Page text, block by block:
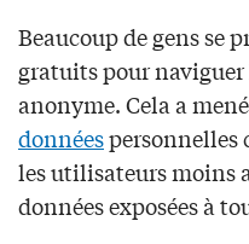
Beaucoup de gens se
gratuits pour
anonyme. Cela a
donnéespersonnelles
les utilisateurs moins
données exposées à